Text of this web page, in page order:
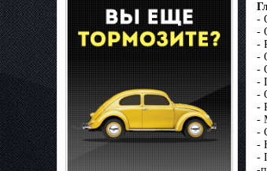
-
-
-
-
-
-
-
-
-
-
-
-